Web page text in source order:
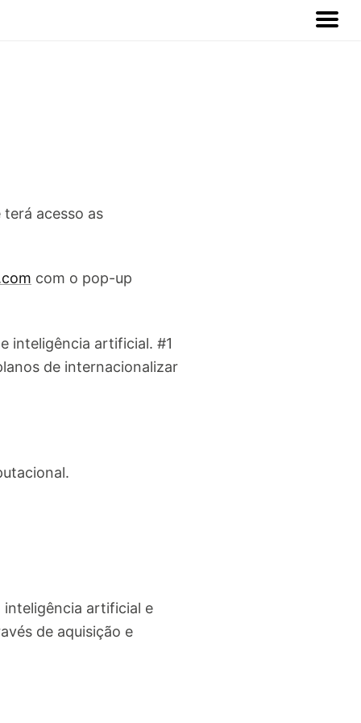
acesso as
com o pop-up
inteligência artificial. #1
de internacionalizar
inteligência artificial e
de aquisição e